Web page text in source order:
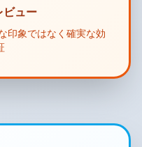
ビュー
印象ではなく確実な効